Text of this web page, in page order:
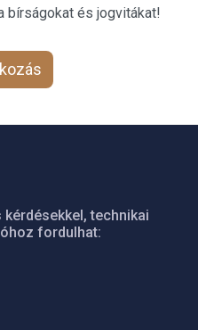
bírságokat és jogvitákat!
technikai
fordulhat: